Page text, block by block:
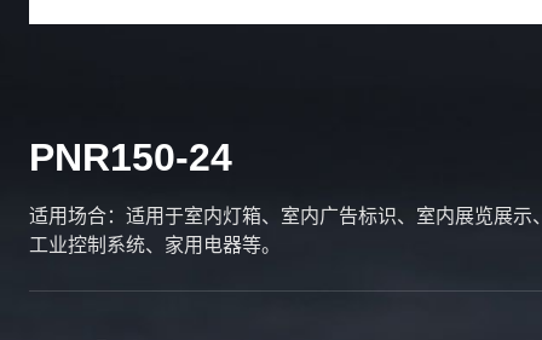
PNR150-24
适用场合：适用于室内灯箱、室内广告标识、室内展览展示
工业控制系统、家用电器等。